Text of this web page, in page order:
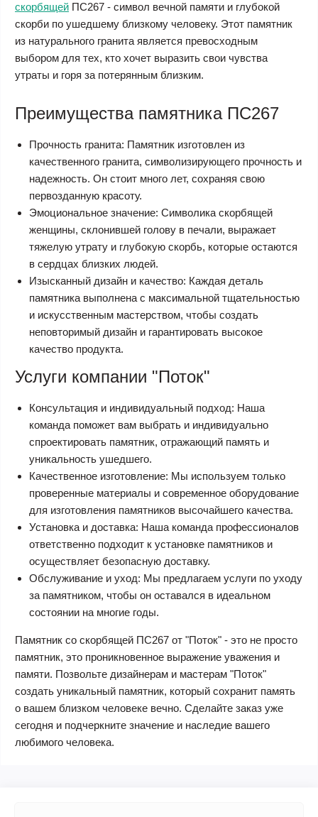
скорбящей ПС267 - символ вечной памяти и глубокой
скорби по ушедшему близкому человеку. Этот памятник
из натурального гранита является превосходным
выбором для тех, кто хочет выразить свои чувства
утраты и горя за потерянным близким.
Преимущества памятника ПС267
Прочность гранита: Памятник изготовлен из
качественного гранита, символизирующего прочность и
надежность. Он стоит много лет, сохраняя свою
первозданную красоту.
Эмоциональное значение: Символика скорбящей
женщины, склонившей голову в печали, выражает
тяжелую утрату и глубокую скорбь, которые остаются
в сердцах близких людей.
Изысканный дизайн и качество: Каждая деталь
памятника выполнена с максимальной тщательностью
и искусственным мастерством, чтобы создать
неповторимый дизайн и гарантировать высокое
качество продукта.
Услуги компании "Поток"
Консультация и индивидуальный подход: Наша
команда поможет вам выбрать и индивидуально
спроектировать памятник, отражающий память и
уникальность ушедшего.
Качественное изготовление: Мы используем только
проверенные материалы и современное оборудование
для изготовления памятников высочайшего качества.
Установка и доставка: Наша команда профессионалов
ответственно подходит к установке памятников и
осуществляет безопасную доставку.
Обслуживание и уход: Мы предлагаем услуги по уходу
за памятником, чтобы он оставался в идеальном
состоянии на многие годы.
Памятник со скорбящей ПС267 от "Поток" - это не просто
памятник, это проникновенное выражение уважения и
памяти. Позвольте дизайнерам и мастерам "Поток"
создать уникальный памятник, который сохранит память
о вашем близком человеке вечно. Сделайте заказ уже
сегодня и подчеркните значение и наследие вашего
любимого человека.